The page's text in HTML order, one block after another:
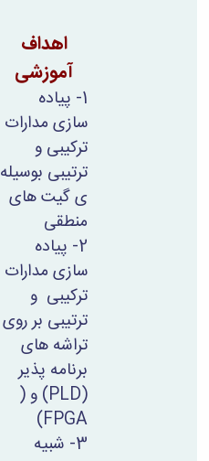
اهداف
آموزشی
1- پیاده
سازی مدارات
ترکیبی و
ترتیبی بوسیله
ی گیت های
منطقی
2- پیاده
سازی مدارات
ترکیبی و
ترتیبی بر روی
تراشه های
برنامه پذیر
(PLD) و (
FPGA
)
3- شبیه